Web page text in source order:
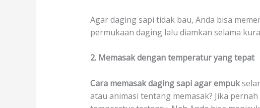
Agar daging sapi tidak bau, Anda bisa
permukaan daging lalu diamkan selama
2. Memasak dengan temperatur yang tepat
Cara memasak daging sapi agar empuk
atau animasi tentang memasak? Jika